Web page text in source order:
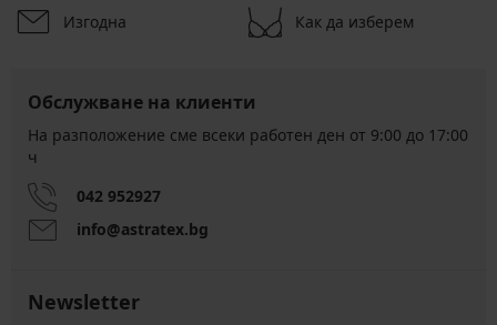
Изгодна Как да изберем
Обслужване на клиенти
На разположение сме всеки работен ден от 9:00 до 17:00
ч
042 952927
info@astratex.bg
Newsletter